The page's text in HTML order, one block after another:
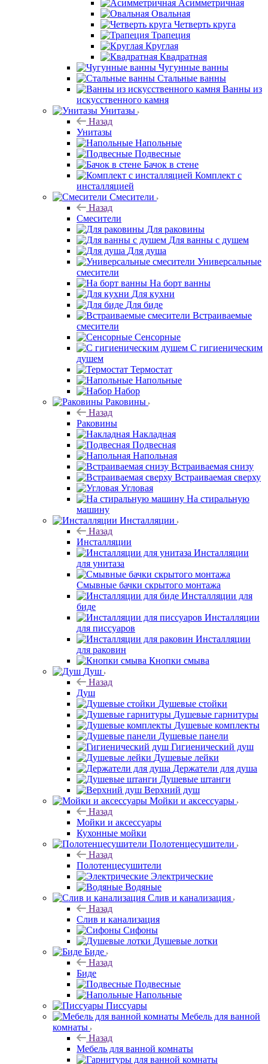
Асимметричная
Овальная
Четверть круга
Трапеция
Круглая
Квадратная
Чугунные ванны
Стальные ванны
Ванны из
искусственного камня
Унитазы
Назад
Унитазы
Напольные
Подвесные
Бачок в стене
Комплект с
инсталляцией
Смесители
Назад
Смесители
Для раковины
Для ванны с душем
Для душа
Универсальные
смесители
На борт ванны
Для кухни
Для биде
Встраиваемые
смесители
Сенсорные
С гигиеническим
душем
Термостат
Напольные
Набор
Раковины
Назад
Раковины
Накладная
Подвесная
Напольная
Встраиваемая снизу
Встраиваемая сверху
Угловая
На стиральную
машину
Инсталляции
Назад
Инсталляции
Инсталляции
для унитаза
Смывные бачки скрытого монтажа
Инсталляции для
биде
Инсталляции
для писсуаров
Инсталляции
для раковин
Кнопки смыва
Душ
Назад
Душ
Душевые стойки
Душевые гарнитуры
Душевые комплекты
Душевые панели
Гигиенический душ
Душевые лейки
Держатели для душа
Душевые штанги
Верхний душ
Мойки и аксессуары
Назад
Мойки и аксессуары
Кухонные мойки
Полотенцесушители
Назад
Полотенцесушители
Электрические
Водяные
Слив и канализация
Назад
Слив и канализация
Сифоны
Душевые лотки
Биде
Назад
Биде
Подвесные
Напольные
Писсуары
Мебель для ванной
комнаты
Назад
Мебель для ванной комнаты